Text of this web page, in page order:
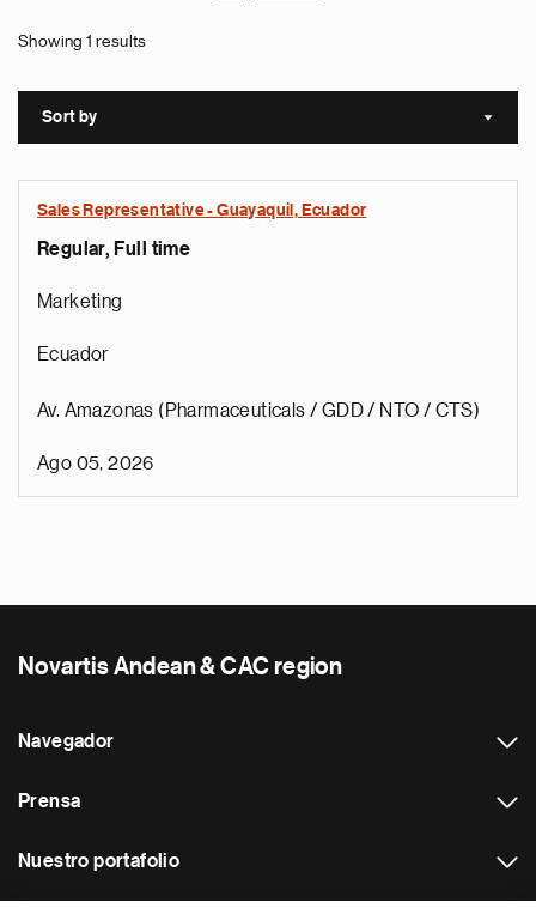
Showing 1 results
Sort by Sort
Sales Representative - Guayaquil, Ecuador
Regular, Full time
Marketing
Ecuador
Av. Amazonas (Pharmaceuticals / GDD / NTO / CTS)
Ago 05, 2026
Novartis Andean & CAC region
Navegador
Prensa
Nuestro portafolio